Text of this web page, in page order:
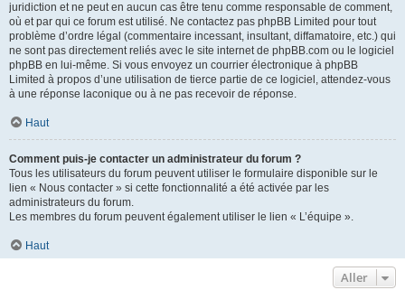
juridiction et ne peut en aucun cas être tenu comme responsable de comment,
où et par qui ce forum est utilisé. Ne contactez pas phpBB Limited pour tout
problème d’ordre légal (commentaire incessant, insultant, diffamatoire, etc.) qui
ne sont pas directement reliés avec le site internet de phpBB.com ou le logiciel
phpBB en lui-même. Si vous envoyez un courrier électronique à phpBB
Limited à propos d’une utilisation de tierce partie de ce logiciel, attendez-vous
à une réponse laconique ou à ne pas recevoir de réponse.
Haut
Comment puis-je contacter un administrateur du forum ?
Tous les utilisateurs du forum peuvent utiliser le formulaire disponible sur le
lien « Nous contacter » si cette fonctionnalité a été activée par les
administrateurs du forum.
Les membres du forum peuvent également utiliser le lien « L’équipe ».
Haut
Aller